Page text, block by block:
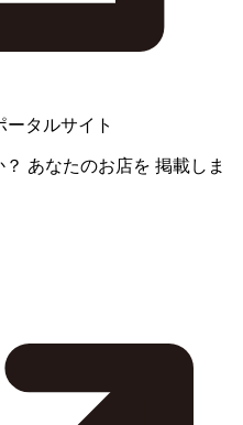
ータルサイト
あなたのお店を 掲載しま